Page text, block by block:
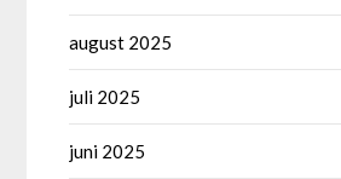
august 2025
juli 2025
juni 2025